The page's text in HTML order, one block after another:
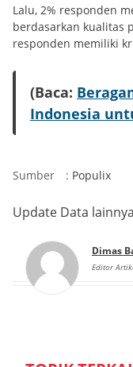
Lalu, 2% responden
berdasarkan kualitas
responden memiliki
(Baca:
Indonesia
Sumber : Populix
Update Data
Dimas
Editor